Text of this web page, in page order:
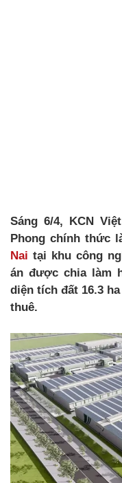
Sáng 6/4, KCN
Phong chính thức
Nai tại khu công
án được chia làm
diện tích đất 16.3
thuê.